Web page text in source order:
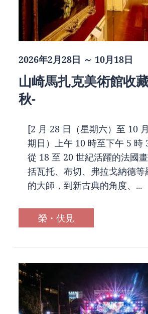
2026年2月28日 ～ 10月18日
山崎馬扎克美術館收
秋-
[2 月 28 日（星期六）至 10
期日）上午 10 時至下午 5 時
從 18 至 20 世紀活躍的法國
括瓦托、布切、弗拉戈納德等
的大師，到新古典的角度、...
榮・伏見